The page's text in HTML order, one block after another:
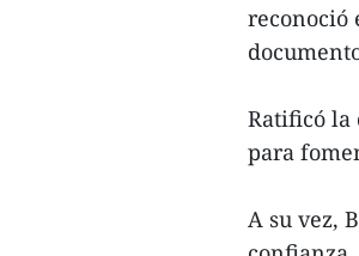
reconoció
Ratificó la
para
A su vez,